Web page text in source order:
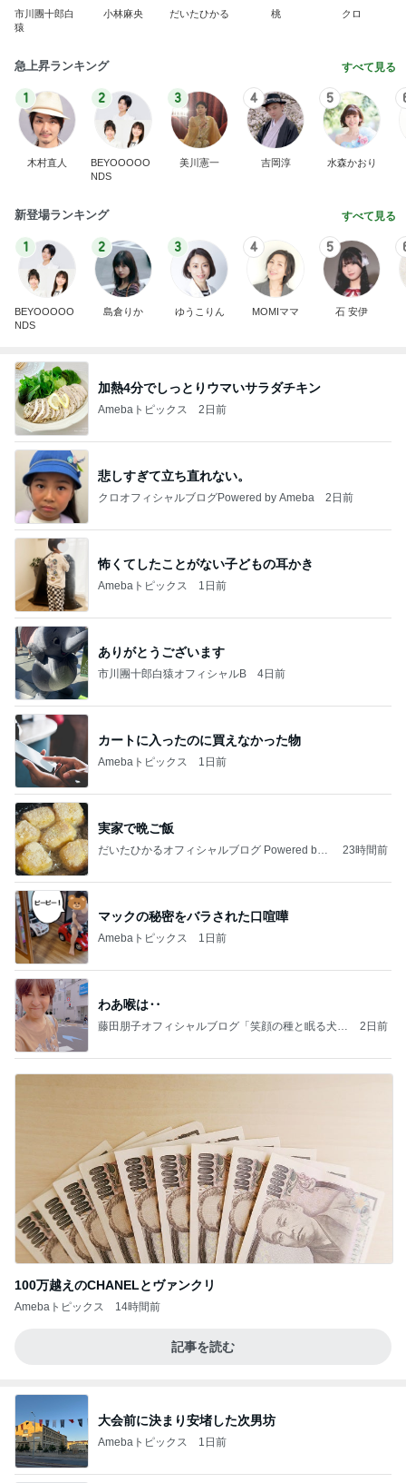
市川團十郎白
猿
小林麻央 だいたひかる 桃 クロ
急上昇ランキング すべて見る
1
木村直人
2
BEYOOOOO
NDS
3
美川憲一
4
吉岡淳
5
水森かおり
新登場ランキング すべて見る
1
BEYOOOOO
NDS
2
島倉りか
3
ゆうこりん
4
MOMIママ
5
石 安伊
加熱4分でしっとりウマいサラダチキン
Amebaトピックス 2日前
悲しすぎて立ち直れない。
クロオフィシャルブログPowered by Ameba 2日前
怖くてしたことがない子どもの耳かき
Amebaトピックス 1日前
ありがとうございます
市川團十郎白猿オフィシャルB 4日前
カートに入ったのに買えなかった物
Amebaトピックス 1日前
実家で晩ご飯
だいたひかるオフィシャルブログ Powered by
23時間前
マックの秘密をバラされた口喧嘩
Amebaトピックス 1日前
わあ喉は‥
藤田朋子オフィシャルブログ「笑顔の種と眠る犬」
2日前
100万越えのCHANELとヴァンクリ
Amebaトピックス 14時間前
記事を読む
大会前に決まり安堵した次男坊
Amebaトピックス 1日前